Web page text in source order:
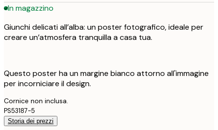
In magazzino
Giunchi delicati all’alba: un poster fotografico, ideale per
creare un’atmosfera tranquilla a casa tua.
Questo poster ha un margine bianco attorno all'immagine
per incorniciare il design.
Cornice non inclusa.
PS53187-5
Storia dei prezzi